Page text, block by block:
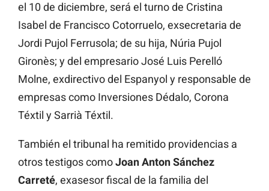
el 10 de diciembre, será el turno de Cristina
Isabel de Francisco Cotorruelo, exsecretaria de
Jordi Pujol Ferrusola; de su hija, Núria Pujol
Gironès; y del empresario José Luis Perelló
Molne, exdirectivo del Espanyol y responsable de
empresas como Inversiones Dédalo, Corona
Téxtil y Sarrià Téxtil.
También el tribunal ha remitido providencias a
otros testigos comoJoan Anton Sánchez
Carreté, exasesor fiscal de la familia del